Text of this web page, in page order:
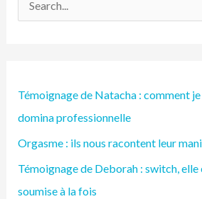
e
r
c
h
e
Témoignage de Natacha : comment je
domina professionnelle
Orgasme : ils nous racontent leur
Témoignage de Deborah : switch,
soumise à la fois